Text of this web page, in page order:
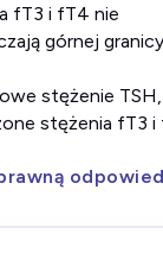
fT3 i fT4 nie
górnej
stężenia fT3